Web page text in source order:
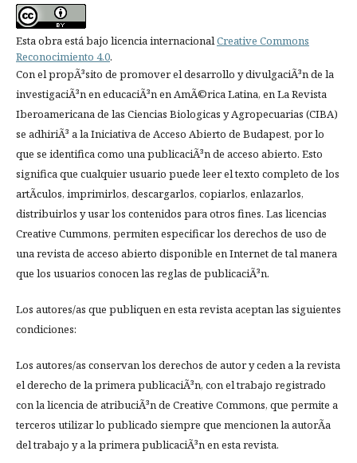
Esta obra está bajo licencia internacionalCreative Commons
Reconocimiento 4.0.
Con el propÃ³sito de promover el desarrollo y divulgaciÃ³n de la
investigaciÃ³n en educaciÃ³n en AmÃ©rica Latina, en La Revista
Iberoamericana de las Ciencias Biologicas y Agropecuarias (CIBA)
se adhiriÃ³ a la Iniciativa de Acceso Abierto de Budapest, por lo
que se identifica como una publicaciÃ³n de acceso abierto. Esto
significa que cualquier usuario puede leer el texto completo de los
artÃ­culos, imprimirlos, descargarlos, copiarlos, enlazarlos,
distribuirlos y usar los contenidos para otros fines. Las licencias
Creative Cummons, permiten especificar los derechos de uso de
una revista de acceso abierto disponible en Internet de tal manera
que los usuarios conocen las reglas de publicaciÃ³n.
Los autores/as que publiquen en esta revista aceptan las siguientes
condiciones:
Los autores/as conservan los derechos de autor y ceden a la revista
el derecho de la primera publicaciÃ³n, con el trabajo registrado
con la licencia de atribuciÃ³n de Creative Commons, que permite a
terceros utilizar lo publicado siempre que mencionen la autorÃ­a
del trabajo y a la primera publicaciÃ³n en esta revista.